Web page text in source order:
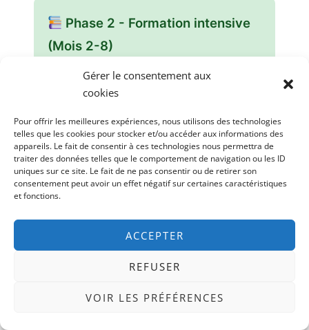
Gérer le consentement aux
cookies
Pour offrir les meilleures expériences, nous utilisons des technologies
telles que les cookies pour stocker et/ou accéder aux informations des
appareils. Le fait de consentir à ces technologies nous permettra de
traiter des données telles que le comportement de navigation ou les ID
uniques sur ce site. Le fait de ne pas consentir ou de retirer son
consentement peut avoir un effet négatif sur certaines caractéristiques
et fonctions.
ACCEPTER
REFUSER
VOIR LES PRÉFÉRENCES
Phase 2 - Formation intensive
(Mois 2-8)
Objectif :Acquérir les compétences
nécessaires.
Choisis une formation professionnelle
courte certifiante reconnue
Sécurise ton financement (CPF, PTP,
aides France Travail)
(formation en présentiel, distanciel,
soir/week-end)
Reste connecté(e) à ton futur secteur
(veille, réseaux, meetups)